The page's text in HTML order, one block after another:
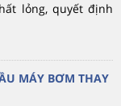
lỏng, quyết định
MÁY BƠM THAY